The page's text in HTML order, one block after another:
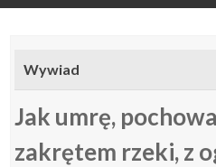
content
Wywiad
Jak umrę,
zakrętem rzeki, z